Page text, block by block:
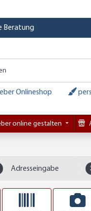
Beratung
Onlineshop
online gestalten
Adresseingabe